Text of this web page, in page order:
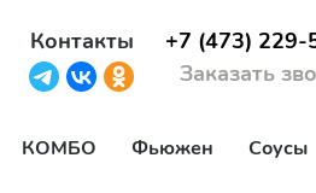
Контакты
+7 (473) 229-
Заказать
КОМБО Фьюжен Соусы